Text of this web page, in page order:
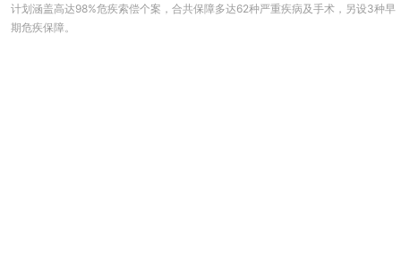
计划涵盖高达98%危疾索偿个案，合共保障多达62种严重疾病及手术，另设3种早
期危疾保障。